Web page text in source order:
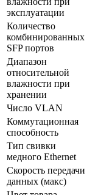
эксплуатации
Количество
комбинированных
SFP портов
Диапазон
относительной
влажности при
хранении
Число VLAN
Коммутационная
способность
Тип свивки
медного Ethernet
Скорость передачи
данных (макс)